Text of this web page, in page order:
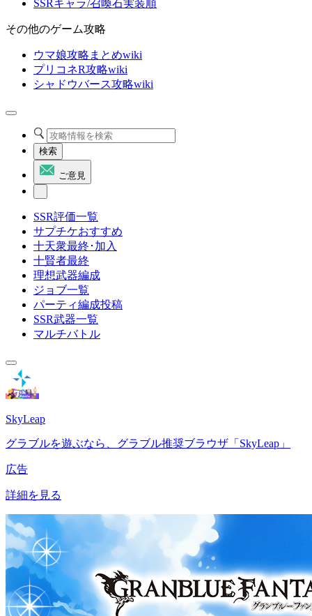
SSRキャラ/召喚石実装順
その他のゲーム攻略
ウマ娘攻略まとめwiki
プリコネR攻略wiki
シャドウバース攻略wiki
検索
ご意見
SSR評価一覧
サプチケおすすめ
十天衆最終･加入
十賢者最終
理想武器編成
ジョブ一覧
パーティ編成投稿
SSR武器一覧
マルチバトル
SkyLeap
グラブルを遊ぶなら、グラブル推奨ブラウザ「SkyLeap」
広告
詳細を見る